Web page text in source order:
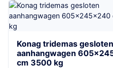
Konag tridemas gesloten
aanhangwagen
cm 3500 kg